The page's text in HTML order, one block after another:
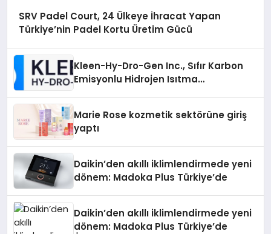
SRV Padel Court, 24 Ülkeye İhracat Yapan
Türkiye’nin Padel Kortu Üretim Gücü
Kleen-Hy-Dro-Gen Inc., Sıfır Karbon
Emisyonlu Hidrojen Isıtma
Marie Rose kozmetik sektörüne giriş
yaptı
Daikin’den akıllı iklimlendirmede yeni
dönem: Madoka Plus Türkiye’de
Daikin’den akıllı iklimlendirmede yeni
dönem: Madoka Plus Türkiye’de